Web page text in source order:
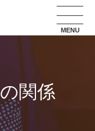
税理士事務所
関係